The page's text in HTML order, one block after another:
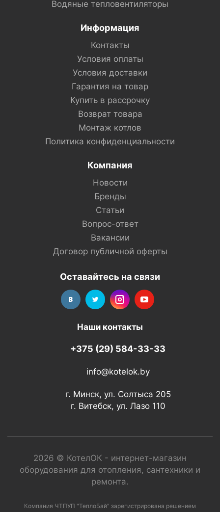
Водяные тепловентиляторы
Информация
Контакты
Условия оплаты
Условия доставки
Гарантия на товар
Купить в рассрочку
Возврат товара
Монтаж котлов
Политика конфиденциальности
Компания
Новости
Бренды
Статьи
Вопрос-ответ
Вакансии
Договор публичной оферты
Оставайтесь на связи
Наши контакты
+375 (29) 584-33-33
info@kotelok.by
г. Минск, ул. Солтыса 205
г. Витебск, ул. Лазо 110
2026 © КотелОК - интернет-магазин
оборудования для отопления, сантехники и
ремонта.
Компания ЧТПУП "ТеплоБай" зарегистрирована решением